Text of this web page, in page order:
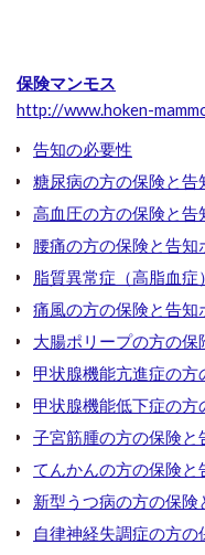
保険マンモス
http://www.hoken-
告知の必要性
糖尿病の方の保険と告
高血圧の方の保険と告
腰痛の方の保険と告知
脂質異常症（高脂血症
痛風の方の保険と告知
大腸ポリープの方の保
甲状腺機能亢進症の方
甲状腺機能低下症の方
子宮筋腫の方の保険と
てんかんの方の保険と
新型うつ病の方の保険
自律神経失調症の方の